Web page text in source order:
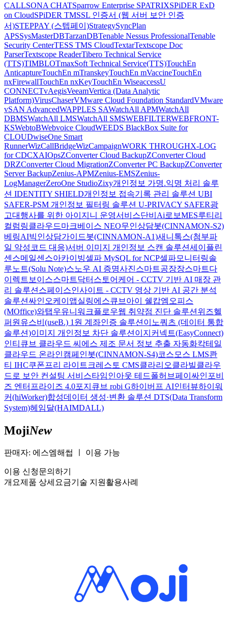
CALLSONA CHATSparrow Enterprise SPATRIXSPiDER ExD
on CloudSPiDER TMSSL 인증서 (웹 서버 보안 인증
서)STEPPAY (스텝페이)StrategySyncPlan
APSSysMasterDBTarzanDBTenable Nessus ProfessionalTenable
Security CenterTESS TMS CloudTextarTextscope Doc
ParserTextscope ReaderTibero Technical Service
(TTS)TIMBLOTmaxSoft Technical Service(TTS)TouchEn
AnticaptureTouchEn mTranskeyTouchEn mVaccineTouchEn
nxFirewallTouchEn nxKeyTouchEn WiseaccessU
CONNECTvAegisVeeamVertica (Data Analytic
Platform)VirusChaserVMware Cloud Foundation StandardVMware
vSAN AdvancedWAPPLES SAWatchAll APMWatchAll
DBMSWatchAll LMSWatchAll SMSWEBFILTERWEBFRONT-
KSWebtoBWebvoice CloudWEEDS BlackBox Suite for
CLOUDwiseOne Smart
RunnerWizCallBridgeWizCampaignWORK THROUGHX-LOG
for CDCXAIOpsZConverter Cloud BackupZConverter Cloud
DRZConverter Cloud MigrationZConverter PC BackupZConverter
Server BackupZenius-APMZenius-EMSZenius-
LogManagerZeroOne StudioZixy개인정보 가명.익명 처리 솔루
션 IDENTITY SHIELD개인정보 접속기록 관리 솔루션 UBI
SAFER-PSM 개인정보 필터링 솔루션 U-PRIVACY SAFER광
고대행사를 위한 아이지니 운영서비스단비Ai로보MES루티 리
컬럼링클라우드마크베이스 NEO무인상담봇(CINNAMON-S2)
베링AI빅인상담가이드봇(CINNAMON-A1)새니톡스(첨부파
일 악성코드 대응)서버 이미지 개인정보 스캔 솔루션세이플린
센스메일센스아카이빙셀파 MySQL for NCP셀파모니터링솔
루노트(Solu Note)스노우 AI 증명사진스마트공장장스마트다
이렉트보이스스마트닥터 스토어케어 - CCTV 기반 AI 매장 관
리 솔루션 스페이스인사이트 - CCTV 영상 기반 AI 공간 분석
솔루션싸인오케이 앱실링에스큐브아이 쉘캅엠오피스
(MOffice)와탭우유니 워크플로우웹 취약점 진단 솔루션 위즈헬
퍼원 유스비(useB.) 1원 계좌인증 솔루션 이노쿼츠 (데이터 통합
솔루션)이미지 개인정보 차단 솔루션 이지커넥트(EasyConnect)
인티큐브 클라우드 씨에스 제조 문서 정보 추출 자동화칵테일
클라우드 온라인캠페인봇(CINNAMON-S4)코스모스 LMS콴
티 IHC쿠폰프리 라이트 크레스토 CMS클라리오클라빌클라우
드로 보안 컨설팅 서비스타임인아웃 테드폴허브페이싸인 포비
즈 엔터프라이즈 4.0포지큐브 robi G하이버프 AI인터뷰하이워
커(hiWorker)합성데이터 생성·변환 솔루션 DTS(Data Transform
System)헤임달(HAIMDALL)
MojiNew
판매자: 에스엠해썹 이용 가능
이용 신청문의하기
개요제품 상세 요금기술 지원 활용사례